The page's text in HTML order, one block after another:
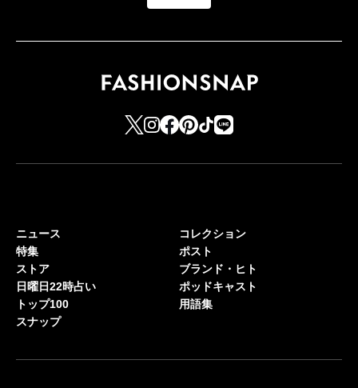
ニュース
特集
ストア
日曜日22時占い
トップ100
スナップ
コレクション
ポスト
ブランド・ヒト
ポッドキャスト
用語集